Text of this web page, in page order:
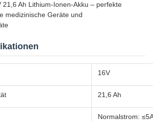
21,6 Ah Lithium-Ionen-Akku – perfekte
medizinische Geräte und
16V
21,6 Ah
Normalstrom: